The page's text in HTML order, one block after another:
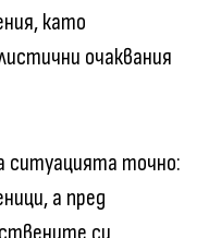
като
очаквания
ситуацията точно:
а пред